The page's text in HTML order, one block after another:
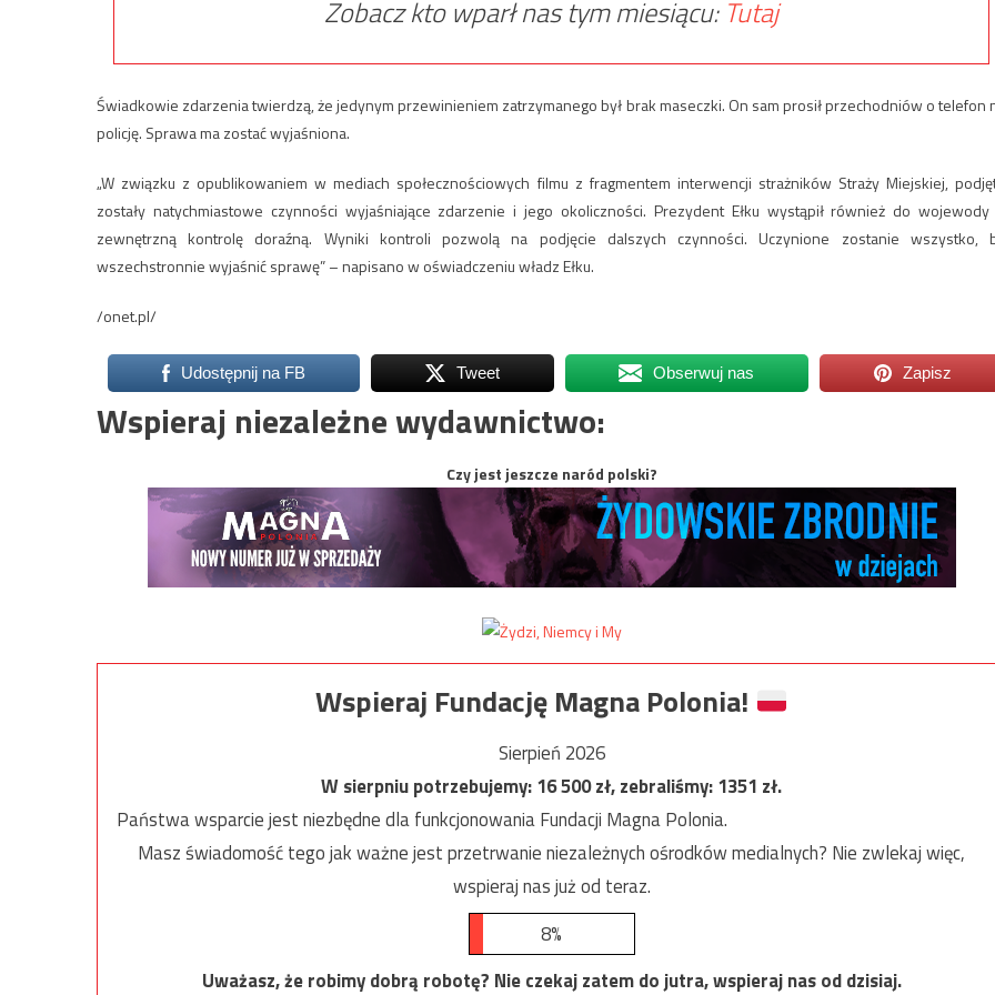
Zobacz kto wparł nas tym miesiącu: Tutaj
Świadkowie zdarzenia twierdzą, że jedynym przewinieniem zatrzymanego był brak maseczki. On sam prosił przechodniów o telefon
policję. Sprawa ma zostać wyjaśniona.
„W związku z opublikowaniem w mediach społecznościowych filmu z fragmentem interwencji strażników Straży Miejskiej,
zostały natychmiastowe czynności wyjaśniające zdarzenie i jego okoliczności. Prezydent Ełku wystąpił również do
zewnętrzną kontrolę doraźną. Wyniki kontroli pozwolą na podjęcie dalszych czynności. Uczynione zostanie wszystko,
wszechstronnie wyjaśnić sprawę” – napisano w oświadczeniu władz Ełku.
/onet.pl/
Udostępnij na FB Tweet Obserwuj nas Zapisz
Wspieraj niezależne wydawnictwo:
Czy jest jeszcze naród polski?
Wspieraj Fundację Magna Polonia!
Sierpień 2026
W sierpniu potrzebujemy:16 500zł, zebraliśmy:1351 zł.
Państwa wsparcie jest niezbędne dla funkcjonowania Fundacji Magna Polonia.
Masz świadomość tego jak ważne jest przetrwanie niezależnych ośrodków medialnych? Nie zwlekaj więc,
wspieraj nas już od teraz.
8%
Uważasz, że robimy dobrą robotę? Nie czekaj zatem do jutra, wspieraj nas od dzisiaj.